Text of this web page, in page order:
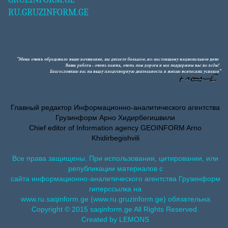
RU.GRUZINFORM.GE
Главный редактор Информационно-аналитического агентства
Грузинформ Арно Хидирбегишвили
Chief editor of Information agency GEOINFORM Arno
Khidirbegishvili
Все права защищены. При использовании, цитировании, или
републикации материалов с
сайта информационно-аналитического агентства Грузинформ
гиперссылка на
www.ru.saqinform.ge (www.ru.gruzinform.ge) обязательна.
Copyright © 2015 saqinform.ge All Rights Reserved.
Created by LEMONS